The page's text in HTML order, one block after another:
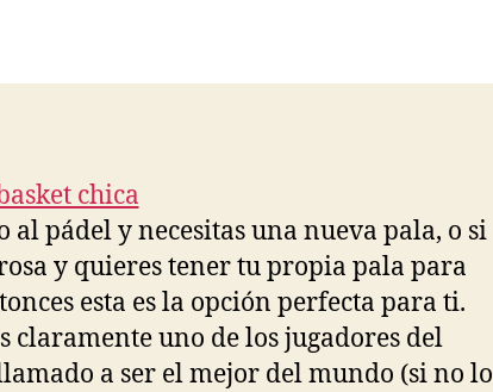
al pádel y necesitas una nueva pala, o si
y quieres tener tu propia pala para
esta es la opción perfecta para ti.
claramente uno de los jugadores del
a ser el mejor del mundo (si no lo